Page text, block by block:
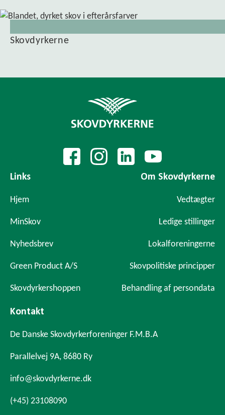
Skovdyrkerne
Links
Hjem
MinSkov
Nyhedsbrev
Green Product A/S
Skovdyrkershoppen
Om Skovdyrkerne
Vedtægter
Ledige stillinger
Lokalforeningerne
Skovpolitiske principper
Behandling af persondata
Kontakt
De Danske Skovdyrkerforeninger F.M.B.A
Parallelvej 9A, 8680 Ry
info@skovdyrkerne.dk
(+45) 23108090